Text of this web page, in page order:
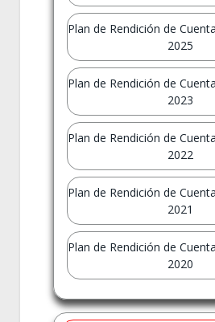
Plan de Rendición de
2025
Plan de Rendición de
2023
Plan de Rendición de
2022
Plan de Rendición de
2021
Plan de Rendición de
2020